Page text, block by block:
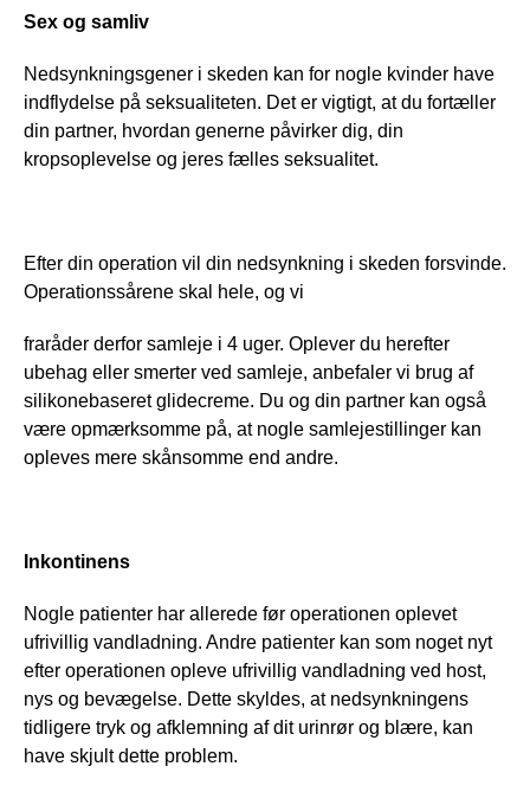
Sex og samliv
Nedsynkningsgener i skeden kan for nogle kvinder have
indflydelse på seksualiteten. Det er vigtigt, at du fortæller
din partner, hvordan generne påvirker dig, din
kropsoplevelse og jeres fælles seksualitet.
Efter din operation vil din nedsynkning i skeden forsvinde.
Operationssårene skal hele, og vi
fraråder derfor samleje i 4 uger. Oplever du herefter
ubehag eller smerter ved samleje, anbefaler vi brug af
silikonebaseret glidecreme. Du og din partner kan også
være opmærksomme på, at nogle samlejestillinger kan
opleves mere skånsomme end andre.
Inkontinens
Nogle patienter har allerede før operationen oplevet
ufrivillig vandladning. Andre patienter kan som noget nyt
efter operationen opleve ufrivillig vandladning ved host,
nys og bevægelse. Dette skyldes, at nedsynkningens
tidligere tryk og afklemning af dit urinrør og blære, kan
have skjult dette problem.